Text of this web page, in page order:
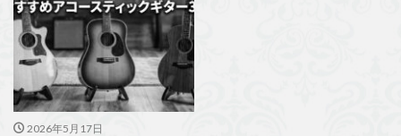
2026年5月17日